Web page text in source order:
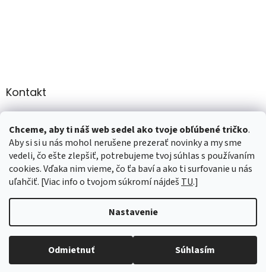
Chceme, aby ti náš web sedel ako tvoje obľúbené tričko.
Aby si si u nás mohol nerušene prezerať novinky a my sme
vedeli, čo ešte zlepšiť, potrebujeme tvoj súhlas s používaním
cookies. Vďaka nim vieme, čo ťa baví a ako ti surfovanie u nás
uľahčiť. [Viac info o tvojom súkromí nájdeš TU.]
Nastavenie
Odmietnuť Súhlasím
Kontakt
+421 907947783
Vytvoril Shoptet
Copyright 2026marTee.sk. Všetky práva vyhradené.Upraviť